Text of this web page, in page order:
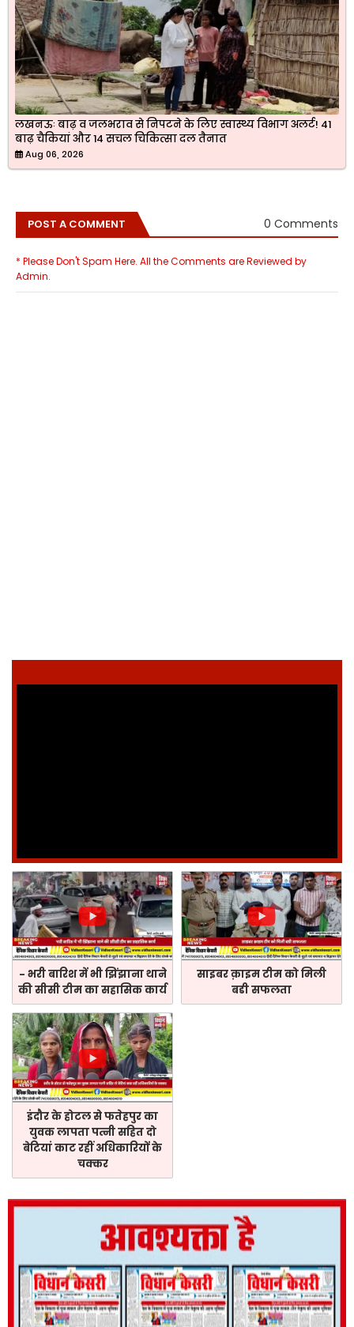
लखनऊः बाढ़ व जलभराव से निपटने के लिए स्वास्थ्य विभाग अलर्ट! 41
बाढ़ चैकियां और 14 सचल चिकित्सा दल तैनात
Aug 06, 2026
POST A COMMENT 0 Comments
* Please Don't Spam Here. All the Comments are Reviewed by
Admin.
- भरी बारिश में भी झिंझाना थाने
की सीसी टीम का सहासिक कार्य
साइबर क़ाइम टीम को मिली
बडी सफलता
इंदौर के होटल से फतेहपुर का
युवक लापता पत्नी सहित दो
बेटियां काट रहीं अधिकारियों के
चक्कर